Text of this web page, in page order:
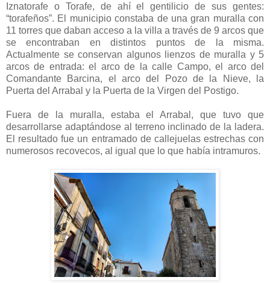
Iznatorafe o Torafe, de ahí el gentilicio de sus gentes:
“torafeños”. El municipio constaba de una gran muralla con
11 torres que daban acceso a la villa a través de 9 arcos que
se encontraban en distintos puntos de la misma.
Actualmente se conservan algunos lienzos de muralla y 5
arcos de entrada: el arco de la calle Campo, el arco del
Comandante Barcina, el arco del Pozo de la Nieve, la
Puerta del Arrabal y la Puerta de la Virgen del Postigo.
Fuera de la muralla, estaba el Arrabal, que tuvo que
desarrollarse adaptándose al terreno inclinado de la ladera.
El resultado fue un entramado de callejuelas estrechas con
numerosos recovecos, al igual que lo que había intramuros.